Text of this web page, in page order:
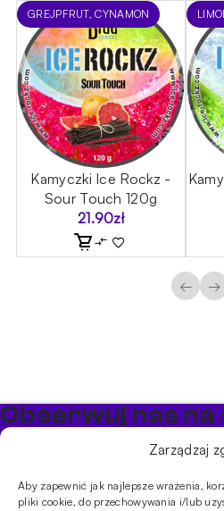
Zarządzaj
Aby zapewnić jak najlepsze wrażenia,
pliki cookie, do przechowywania i/lub
GREJPFRUT, CYNAMON
Kamyczki Ice Rockz -
Sour Touch 120g
21.90zł
← →
Obserwuj nas na
Bądź na bieżąco z promocjami i